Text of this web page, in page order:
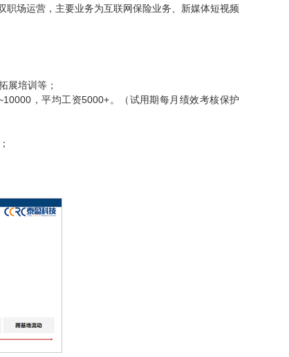
职场运营，主要业务为互联网保险业务、新媒体短视频
展培训等；
，平均工资5000+。（试用期每月绩效考核保护